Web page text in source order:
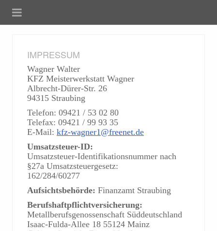
IMPRESSUM
Wagner Walter
KFZ Meisterwerkstatt Wagner
Albrecht-Dürer-Str. 26
94315 Straubing
Telefon: 09421 / 53 02 80
Telefax: 09421 / 99 93 35
E-Mail: kfz-wagner1@freenet.de
Umsatzsteuer-ID:
Umsatzsteuer-Identifikationsnummer nach
§27a Umsatzsteuergesetz:
162/284/60277
Aufsichtsbehörde: Finanzamt Straubing
Berufshaftpflichtversicherung:
Metallberufsgenossenschaft Süddeutschland
Isaac-Fulda-Allee 18 55124 Mainz